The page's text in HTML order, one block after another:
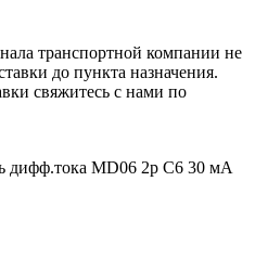
транспортной компании не
до пункта назначения.
свяжитесь с нами по
дифф.тока MD06 2р C6 30 мА